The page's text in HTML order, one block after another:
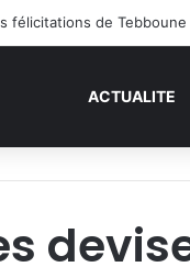
ACTUALITE